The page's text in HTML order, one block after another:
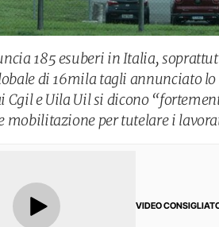
185 esuberi in Italia,
di 16mila tagli annunciato
Cgil e Uila Uil si dicono
mobilitazione per tutelare i
VIDEO